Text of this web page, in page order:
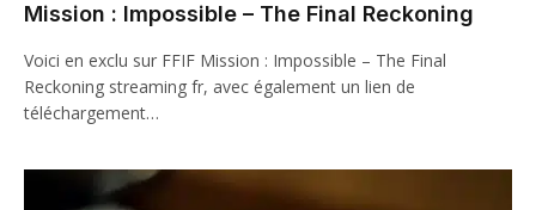
Mission : Impossible – The Final Reckoning
Voici en exclu sur FFIF Mission : Impossible – The Final
Reckoning streaming fr, avec également un lien de
téléchargement…